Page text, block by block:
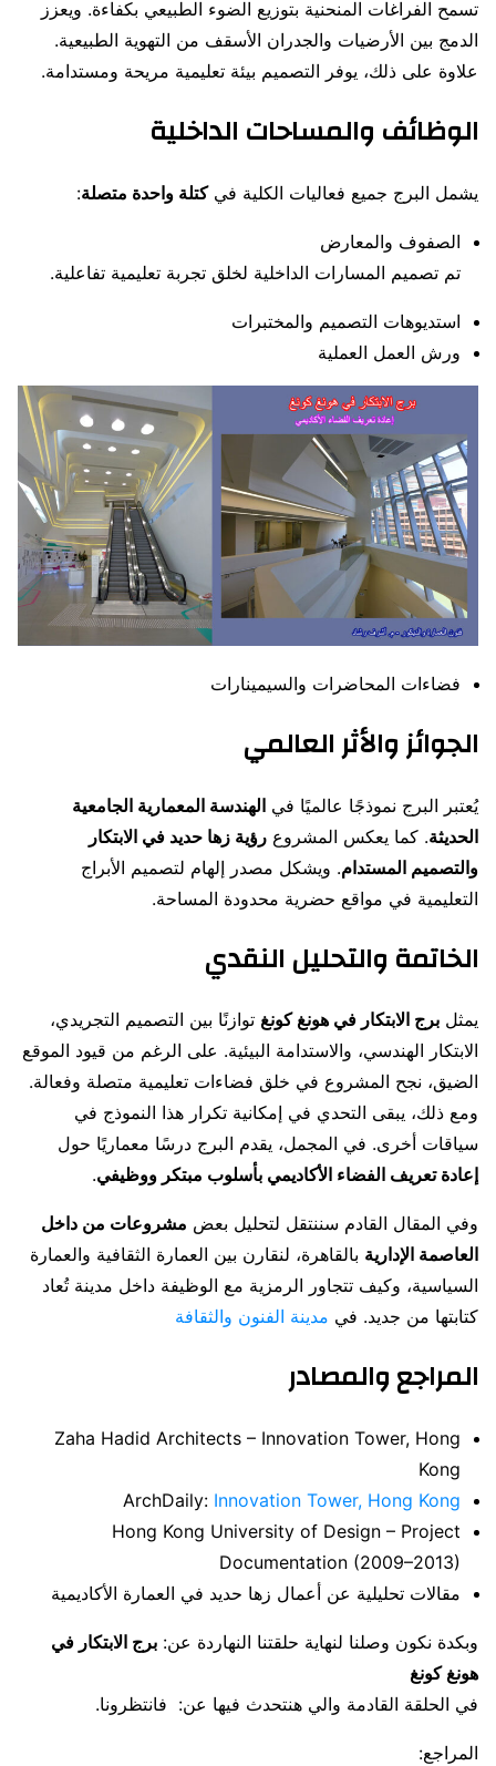
تسمح الفراغات المنحنية بتوزيع الضوء الطبيعي بكفاءة. ويعزز
الدمج بين الأرضيات والجدران الأسقف من التهوية الطبيعية.
علاوة على ذلك، يوفر التصميم بيئة تعليمية مريحة ومستدامة.
الوظائف والمساحات الداخلية
يشمل البرج جميع فعاليات الكلية فيكتلة واحدة متصلة:
الصفوف والمعارض
تم تصميم المسارات الداخلية لخلق تجربة تعليمية تفاعلية.
استديوهات التصميم والمختبرات
ورش العمل العملية
فضاءات المحاضرات والسيمينارات
الجوائز والأثر العالمي
يُعتبر البرج نموذجًا عالميًا في الهندسة المعمارية الجامعية
الحديثة. كما يعكس المشروع رؤية زها حديد في الابتكار
والتصميم المستدام. ويشكل مصدر إلهام لتصميم الأبراج
التعليمية في مواقع حضرية محدودة المساحة.
الخاتمة والتحليل النقدي
يمثل برج الابتكار في هونغ كونغ توازنًا بين التصميم التجريدي،
الابتكار الهندسي، والاستدامة البيئية. على الرغم من قيود الموقع
الضيق، نجح المشروع في خلق فضاءات تعليمية متصلة وفعالة.
ومع ذلك، يبقى التحدي في إمكانية تكرار هذا النموذج في
سياقات أخرى. في المجمل، يقدم البرج درسًا معماريًا حول
إعادة تعريف الفضاء الأكاديمي بأسلوب مبتكر ووظيفي.
وفي المقال القادم سننتقل لتحليل بعض مشروعات من داخل
العاصمة الإدارية بالقاهرة، لنقارن بين العمارة الثقافية والعمارة
السياسية، وكيف تتجاور الرمزية مع الوظيفة داخل مدينة تُعاد
كتابتها من جديد. في مدينة الفنون والثقافة
المراجع والمصادر
Zaha Hadid Architects – Innovation Tower, Hong
Kong
ArchDaily: Innovation Tower, Hong Kong
Hong Kong University of Design – Project
Documentation (2009–2013)
مقالات تحليلية عن أعمال زها حديد في العمارة الأكاديمية
وبكدة نكون وصلنا لنهاية حلقتنا النهاردة عن: برج الابتكار في
هونغ كونغ
في الحلقة القادمة والي هنتحدث فيها عن: فانتظرونا.
المراجع: